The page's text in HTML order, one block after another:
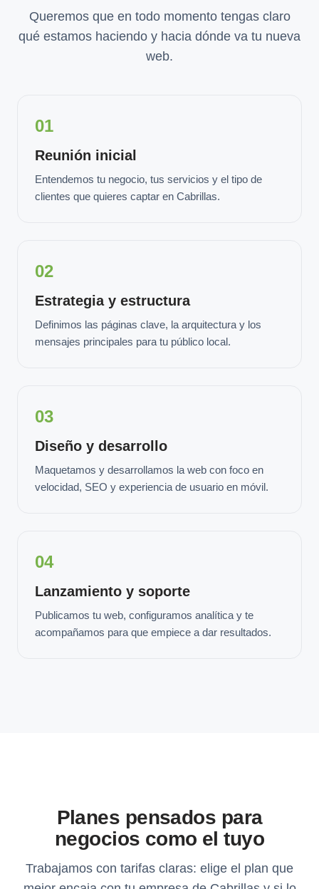
Queremos que en todo momento tengas claro
qué estamos haciendo y hacia dónde va tu nueva
web.
01
Reunión inicial
Entendemos tu negocio, tus servicios y el tipo de
clientes que quieres captar en Cabrillas.
02
Estrategia y estructura
Definimos las páginas clave, la arquitectura y los
mensajes principales para tu público local.
03
Diseño y desarrollo
Maquetamos y desarrollamos la web con foco en
velocidad, SEO y experiencia de usuario en móvil.
04
Lanzamiento y soporte
Publicamos tu web, configuramos analítica y te
acompañamos para que empiece a dar resultados.
Planes pensados para
negocios como el tuyo
Trabajamos con tarifas claras: elige el plan que